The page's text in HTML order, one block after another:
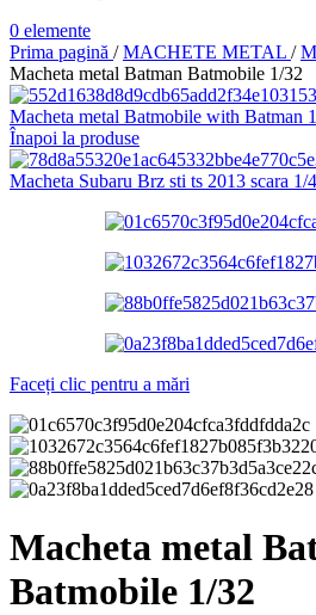
0 elemente
Prima pagină / MACHETE METAL /
Macheta metal Batman Batmobile 1/32
Macheta metal Batmobile with Batman
Înapoi la produse
Macheta Subaru Brz sti ts 2013 scara 1/
Faceți clic pentru a mări
Macheta metal
Batmobile 1/32